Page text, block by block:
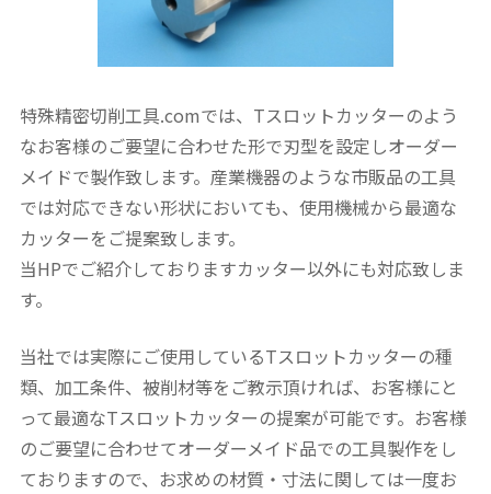
特殊精密切削工具.comでは、Tスロットカッターのよう
なお客様のご要望に合わせた形で刃型を設定しオーダー
メイドで製作致します。産業機器のような市販品の工具
では対応できない形状においても、使用機械から最適な
カッターをご提案致します。
当HPでご紹介しておりますカッター以外にも対応致しま
す。
当社では実際にご使用しているTスロットカッターの種
類、加工条件、被削材等をご教示頂ければ、お客様にと
って最適なTスロットカッターの提案が可能です。お客様
のご要望に合わせてオーダーメイド品での工具製作をし
ておりますので、お求めの材質・寸法に関しては一度お